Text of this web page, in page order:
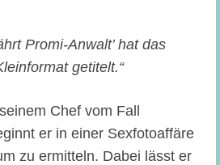
Promi-Anwalt’ hat das
getitelt.“
Chef vom Fall
er in einer Sexfotoaffäre
zu ermitteln. Dabei lässt er